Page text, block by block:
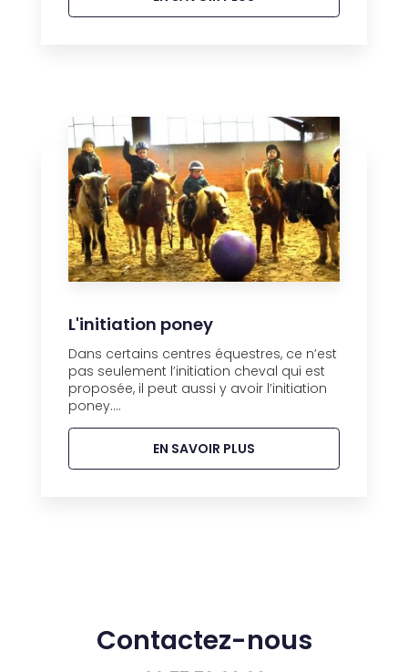
L'initiation poney
Dans certains centres équestres, ce n’est
pas seulement l’initiation cheval qui est
proposée, il peut aussi y avoir l’initiation
poney....
EN SAVOIR PLUS
Contactez-nous